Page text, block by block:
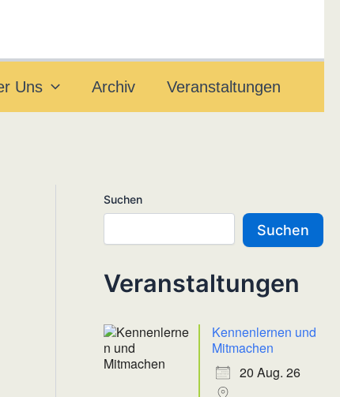
Uns Archiv Veranstaltungen
Suchen
Suchen
Veranstaltungen
Kennenlernen und
Mitmachen
20 Aug. 26